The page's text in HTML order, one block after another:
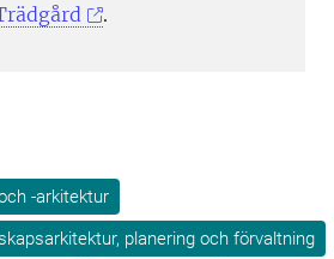
.
-arkitektur
planering och förvaltning